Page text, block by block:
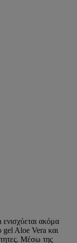
ακόμα
Aloe Vera και
Μέσω της